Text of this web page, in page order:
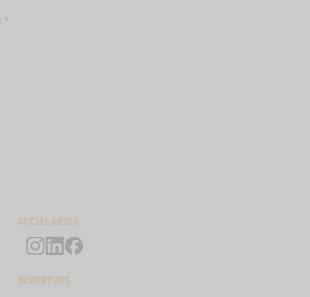
+
SOCIAL MEDIA
BEWERTUNG